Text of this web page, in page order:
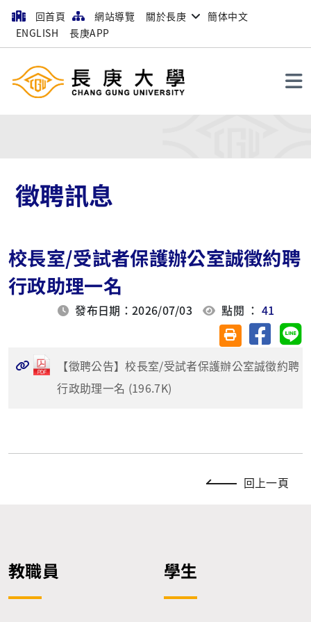
回首頁 網站導覽 關於長庚
簡体中文
ENGLISH
長庚APP
徵聘訊息
校長室/受試者保護辦公室誠徵約聘
行政助理一名
發布日期：2026/07/03 點閱 ：41
友善列印(另開視
分享至
【徵聘公告】校長室/受試者保護辦公室誠徵約聘
行政助理一名 (196.7K)
回上一頁
教職員 學生